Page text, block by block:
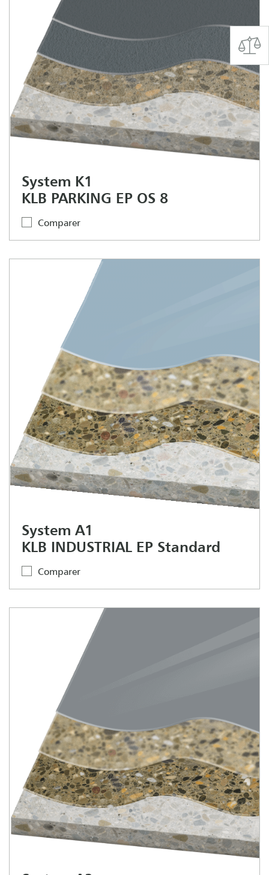
System K1
KLB PARKING EP OS 8
Comparer
System A1
KLB INDUSTRIAL EP Standard
Comparer